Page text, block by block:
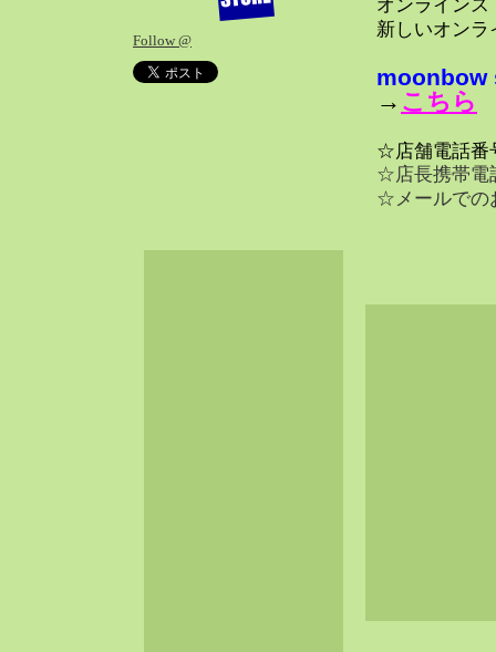
オンライン
新しいオンラ
moonbow
→ こちら
☆店舗電話番
☆店長携帯電
☆メールで
Follow @